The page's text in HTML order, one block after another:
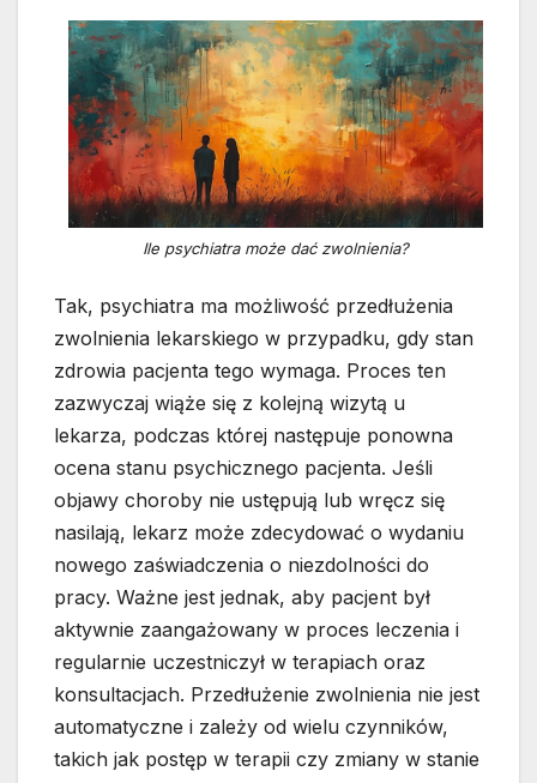
Ile psychiatra może dać zwolnienia?
Tak, psychiatra ma możliwość przedłużenia
zwolnienia lekarskiego w przypadku, gdy stan
zdrowia pacjenta tego wymaga. Proces ten
zazwyczaj wiąże się z kolejną wizytą u
lekarza, podczas której następuje ponowna
ocena stanu psychicznego pacjenta. Jeśli
objawy choroby nie ustępują lub wręcz się
nasilają, lekarz może zdecydować o wydaniu
nowego zaświadczenia o niezdolności do
pracy. Ważne jest jednak, aby pacjent był
aktywnie zaangażowany w proces leczenia i
regularnie uczestniczył w terapiach oraz
konsultacjach. Przedłużenie zwolnienia nie jest
automatyczne i zależy od wielu czynników,
takich jak postęp w terapii czy zmiany w stanie